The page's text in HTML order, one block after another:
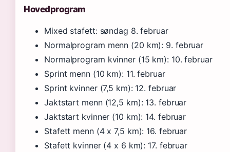
Hovedprogram
Mixed stafett: søndag 8. februar
Normalprogram menn (20 km): 9. februar
Normalprogram kvinner (15 km): 10. februar
Sprint menn (10 km): 11. februar
Sprint kvinner (7,5 km): 12. februar
Jaktstart menn (12,5 km): 13. februar
Jaktstart kvinner (10 km): 14. februar
Stafett menn (4 x 7,5 km): 16. februar
Stafett kvinner (4 x 6 km): 17. februar